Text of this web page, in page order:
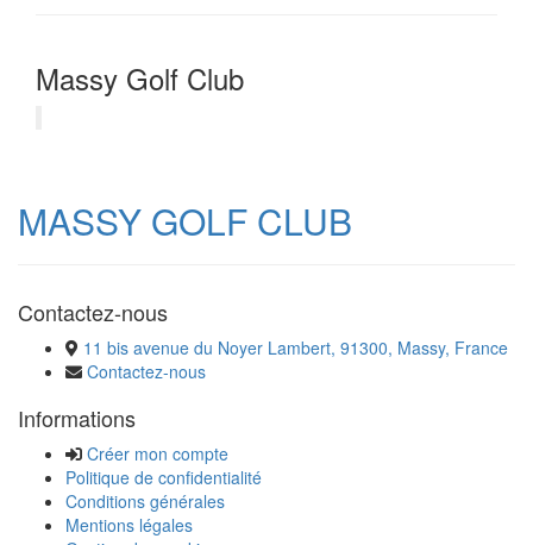
Massy Golf Club
MASSY GOLF CLUB
Contactez-nous
11 bis avenue du Noyer Lambert, 91300, Massy, France
Contactez-nous
Informations
Créer mon compte
Politique de confidentialité
Conditions générales
Mentions légales